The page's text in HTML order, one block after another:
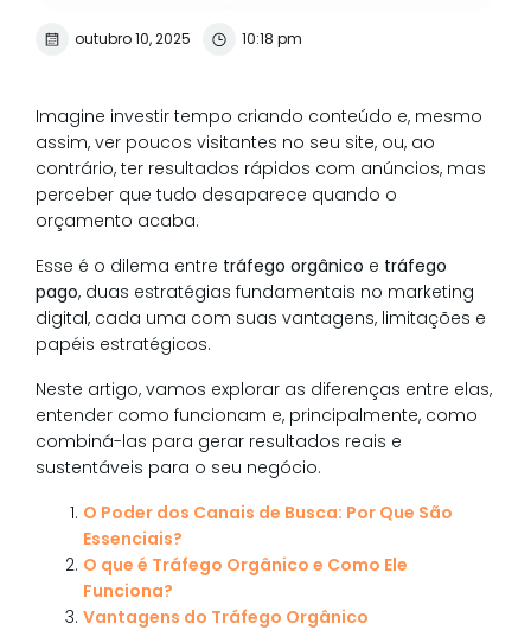
outubro 10, 2025 10:18 pm
Imagine investir tempo criando conteúdo e, mesmo
assim, ver poucos visitantes no seu site, ou, ao
contrário, ter resultados rápidos com anúncios, mas
perceber que tudo desaparece quando o
orçamento acaba.
Esse é o dilema entre tráfego orgânico e tráfego
pago, duas estratégias fundamentais no marketing
digital, cada uma com suas vantagens, limitações e
papéis estratégicos.
Neste artigo, vamos explorar as diferenças entre elas,
entender como funcionam e, principalmente, como
combiná-las para gerar resultados reais e
sustentáveis para o seu negócio.
O Poder dos Canais de Busca: Por Que São
Essenciais?
O que é Tráfego Orgânico e Como Ele
Funciona?
Vantagens do Tráfego Orgânico